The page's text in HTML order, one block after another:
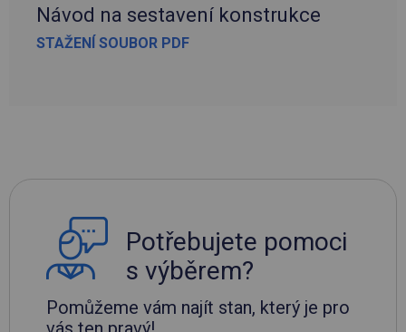
Návod na sestavení konstrukce
STAŽENÍ SOUBOR PDF
Potřebujete pomoci
s výběrem?
Pomůžeme vám najít stan, který je pro